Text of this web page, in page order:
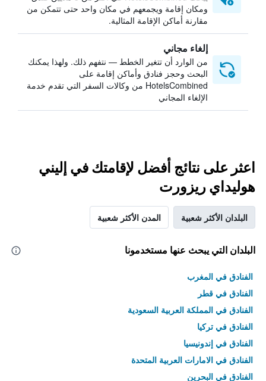
ومكان إقامة ويجمعهم في مكان واحد حتى تتمكن من
مقارنة أماكن الإقامة المثالية.
إلغاء مجاني
من الوارد أن تتغير الخطط — نتفهم ذلك. ولهذا يمكنك
البحث وحجز فنادق وأماكن إقامة على
HotelsCombined من وكالات السفر التي تقدم خدمة
الإلغاء المجاني
اعثر على نتائج أفضل لإقامتك في إليني
هوليداي ريزورت
البلدان الأكثر شعبية المدن الأكثر شعبية
البلدان التي يبحث عنها مستخدمونا
الفنادق في المغرب
الفنادق في قطر
الفنادق في المملكة العربية السعودية
الفنادق في تركيا
الفنادق في إندونيسيا
الفنادق في الامارات العربية المتحدة
الفنادق في البحرين